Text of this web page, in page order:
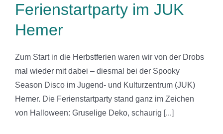
Ferienstartparty im JUK
Hemer
Zum Start in die Herbstferien waren wir von der Drobs
mal wieder mit dabei – diesmal bei der Spooky
Season Disco im Jugend- und Kulturzentrum (JUK)
Hemer. Die Ferienstartparty stand ganz im Zeichen
von Halloween: Gruselige Deko, schaurig [...]